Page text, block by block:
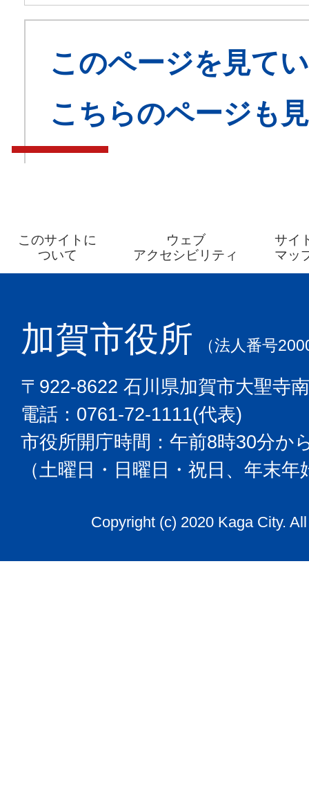
このページを見て
こちらのページも
このサイトに
ついて
ウェブ
アクセシビリティ
サイ
マッ
加賀市役所 （法人番号
〒922-8622 石川県加賀市大聖寺
電話：0761-72-1111(代表)
市役所開庁時間：午前8時30分か
（土曜日・日曜日・祝日、年末
Copyright (c) 2020 Kaga City.